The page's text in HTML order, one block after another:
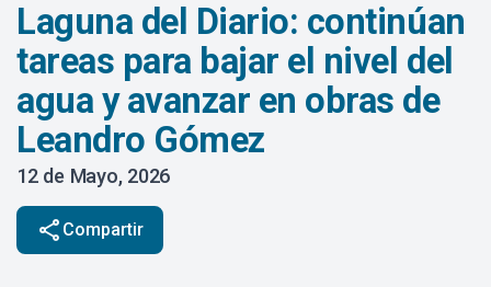
Laguna del Diario: continúan
tareas para bajar el nivel del
agua y avanzar en obras de
Leandro Gómez
12 de Mayo, 2026
share Compartir